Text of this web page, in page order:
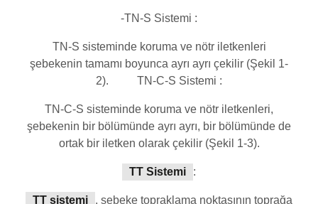
-TN-S Sistemi :
TN-S sisteminde koruma ve nötr iletkenleri
şebekenin tamamı boyunca ayrı ayrı çekilir (Şekil 1-
2). TN-C-S Sistemi :
TN-C-S sisteminde koruma ve nötr iletkenleri,
şebekenin bir bölümünde ayrı ayrı, bir bölümünde de
ortak bir iletken olarak çekilir (Şekil 1-3).
TT Sistemi :
TT sistemi
, şebeke topraklama noktasının toprağa